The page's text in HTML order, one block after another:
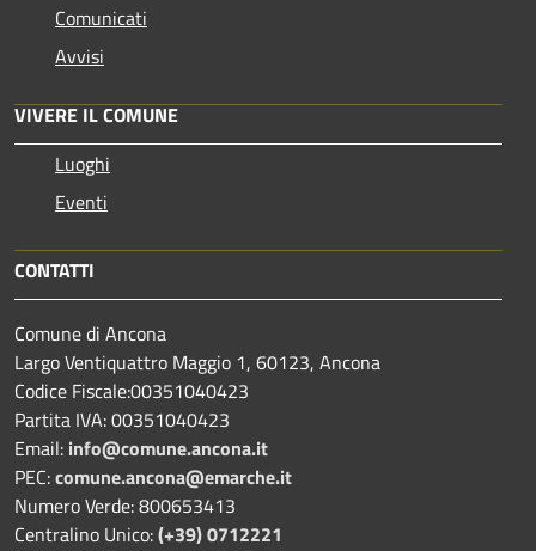
Comunicati
Avvisi
VIVERE IL COMUNE
Luoghi
Eventi
CONTATTI
Comune di Ancona
Largo Ventiquattro Maggio 1, 60123, Ancona
Codice Fiscale:00351040423
Partita IVA: 00351040423
Email: info@comune.ancona.it
PEC:comune.ancona@emarche.it
Numero Verde: 800653413
Centralino Unico:(+39) 0712221